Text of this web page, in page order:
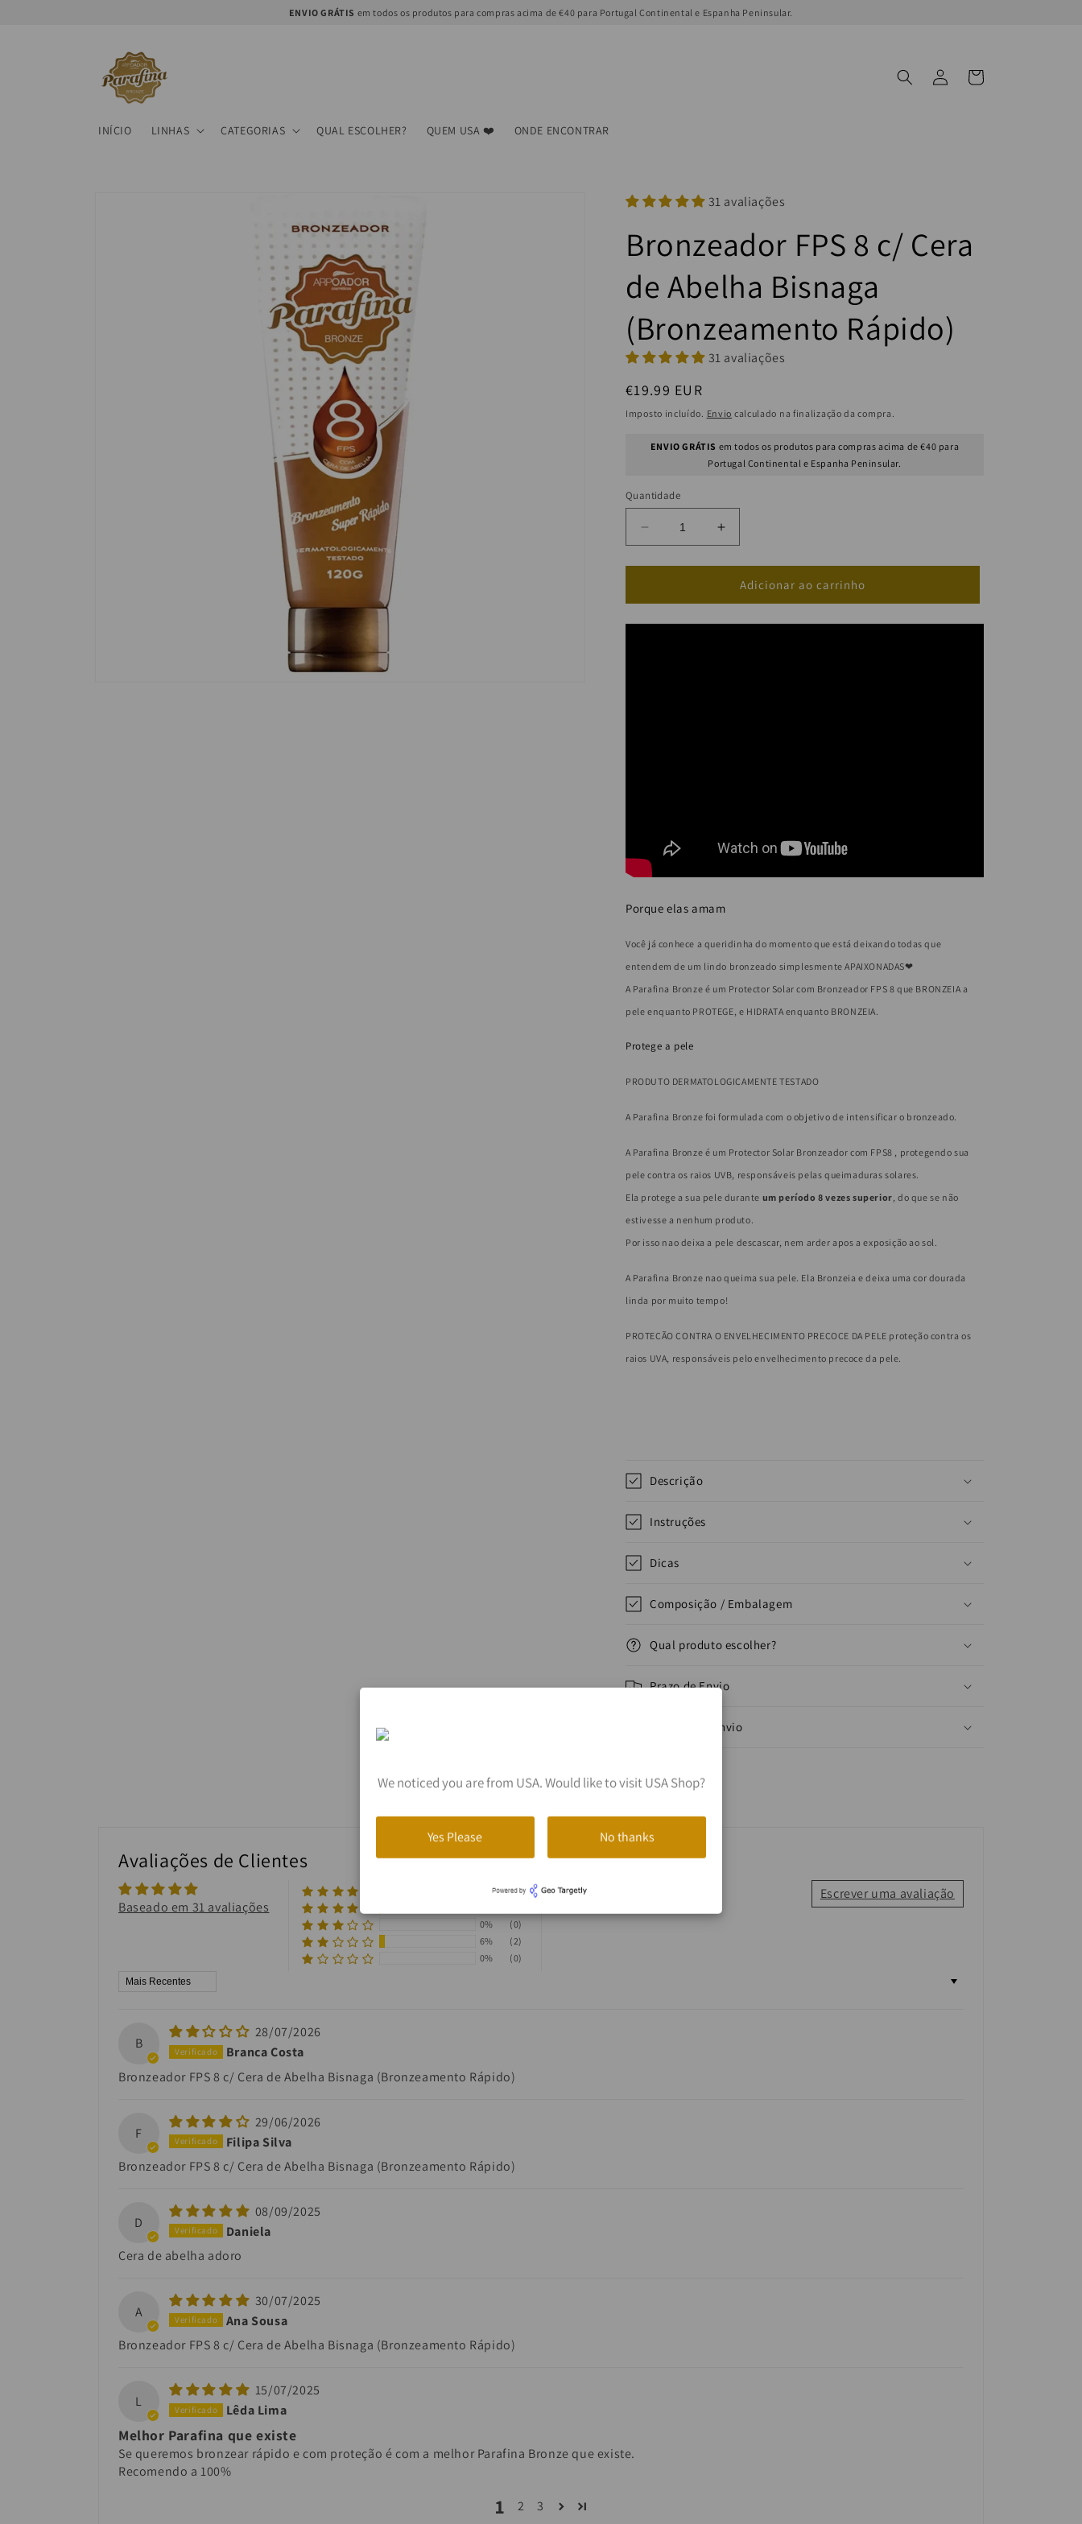
ENVIO GRÁTIS em todos os produtos para compras acima de €40 para Portugal Continental e Espanha Peninsular.
INÍCIO LINHAS CATEGORIAS QUAL ESCOLHER? QUEM USA ❤️ ONDE ENCONTRAR
Iniciar
sessão
Carrinho
31 avaliações
Bronzeador FPS 8 c/ Cera
de Abelha Bisnaga
(Bronzeamento Rápido)
31 avaliações
Preço
normal
€19.99 EUR
Imposto incluído. Envio calculado na finalização da compra.
ENVIO GRÁTIS em todos os produtos para compras acima de €40 para
Portugal Continental e Espanha Peninsular.
Quantidade
Diminuir
a
quantidade
Bronzeador
Aumentar
a
quantidade
Bronzeador
Adicionar ao carrinho
Porque elas amam
Você já conhece a queridinha do momento que está deixando todas que
entendem de um lindo bronzeado simplesmente APAIXONADAS❤
A Parafina Bronze é um Protector Solar com Bronzeador FPS 8 que BRONZEIA a
pele enquanto PROTEGE, e HIDRATA enquanto BRONZEIA.
Protege a pele
PRODUTO DERMATOLOGICAMENTE TESTADO
A Parafina Bronze foi formulada com o objetivo de intensificar o bronzeado.
A Parafina Bronze é um Protector Solar Bronzeador com FPS8 , protegendo sua
pele contra os raios UVB, responsáveis pelas queimaduras solares.
Ela protege a sua pele durante um período 8 vezes superior, do que se não
estivesse a nenhum produto.
Por isso nao deixa a pele descascar, nem arder apos a exposição ao sol.
A Parafina Bronze nao queima sua pele. Ela Bronzeia e deixa uma cor dourada
linda por muito tempo!
PROTEÇÃO CONTRA O ENVELHECIMENTO PRECOCE DA PELE proteção contra os
raios UVA, responsáveis pelo envelhecimento precoce da pele.
Descrição
Instruções
Dicas
Composição / Embalagem
Qual produto escolher?
Prazo de Envio
Carinho no envio
Compartilhar
Avaliações de Clientes
Baseado em 31 avaliações
Escrever uma avaliação
90%
(28)
0%
(0)
6%
(2)
0%
(0)
Sort by
B
28/07/2026
Branca Costa
Bronzeador FPS 8 c/ Cera de Abelha Bisnaga (Bronzeamento Rápido)
F
29/06/2026
Filipa Silva
Bronzeador FPS 8 c/ Cera de Abelha Bisnaga (Bronzeamento Rápido)
D
08/09/2025
Daniela
Cera de abelha adoro
A
30/07/2025
Ana Sousa
Bronzeador FPS 8 c/ Cera de Abelha Bisnaga (Bronzeamento Rápido)
L
15/07/2025
Lêda Lima
Melhor Parafina que existe
Se queremos bronzear rápido e com proteção é com a melhor Parafina Bronze que existe.
Recomendo a 100%
1 2 3
We noticed you are from USA. Would like to visit USA Shop?
Yes Please No thanks